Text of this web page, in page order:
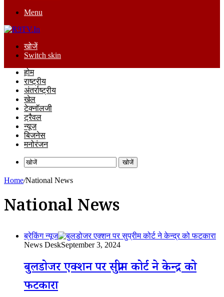
Menu
खोजें
Switch skin
होम
राष्ट्रीय
अंतर्राष्ट्रीय
खेल
टेक्नॉलजी
ट्रैवल
न्यूज
बिजनेस
मनोरंजन
खोजें
Home/National News
National News
ब्रेकिंग न्यूज
News DeskSeptember 3, 2024
बुलडोजर एक्शन पर सुप्रीम कोर्ट ने केन्द्र को
फटकारा